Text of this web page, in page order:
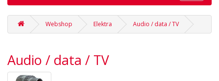
Webshop Elektra Audio / data / TV
Audio / data / TV